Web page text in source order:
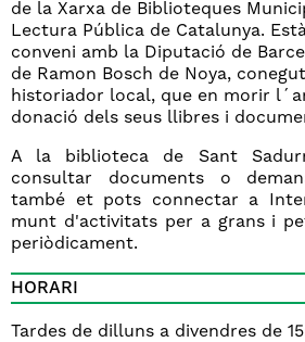
de la Xarxa de Biblioteques
Lectura Pública de Catalunya.
conveni amb la Diputació de
de Ramon Bosch de Noya,
historiador local, que en morir
donació dels seus llibres i
A la biblioteca de Sant
consultar documents o
també et pots connectar a
munt d'activitats per a grans i
periòdicament.
HORARI
Tardes de dilluns a divendres de